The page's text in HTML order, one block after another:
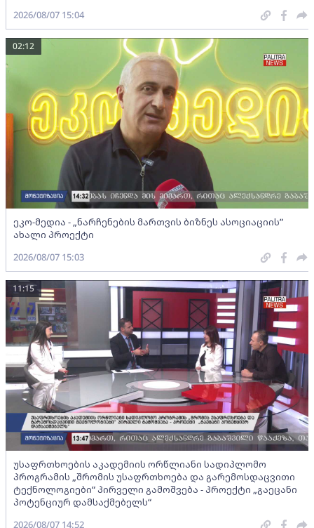
2026/08/07 15:04
ეკო-მედია - „ნარჩენების მართვის ბიზნეს ასოციაციის”
ახალი პროექტი
02:12
2026/08/07 15:03
უსაფრთხოების აკადემიის ორწლიანი სადიპლომო
პროგრამის „შრომის უსაფრთხოება და გარემოსდაცვითი
ტექნოლოგიები“ პირველი გამოშვება - პროექტი „გაეცანი
პოტენციურ დამსაქმებელს“
11:15
2026/08/07 14:52